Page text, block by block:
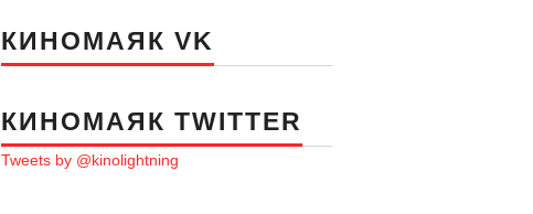
КИНОМАЯК VK
КИНОМАЯК TWITTER
Tweets by @kinolightning